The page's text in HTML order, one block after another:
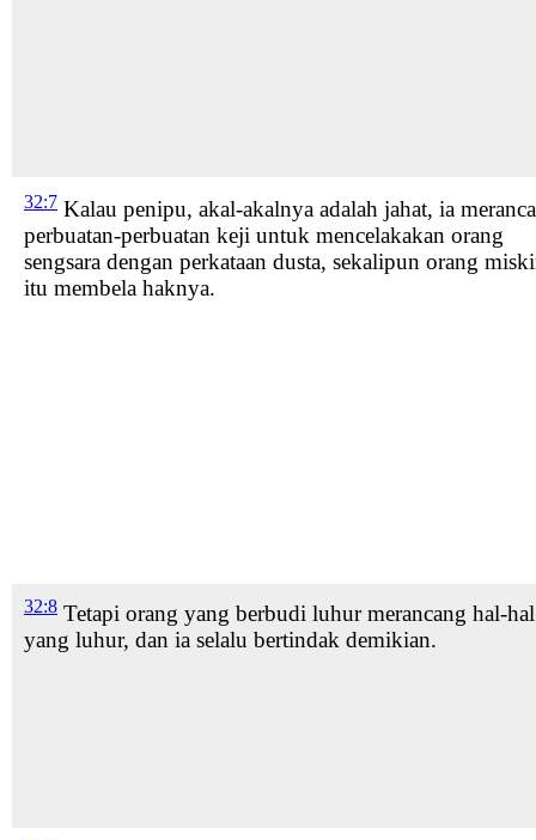
32:7 Kalau penipu, akal-akalnya adalah jahat, ia
perbuatan-perbuatan keji untuk mencelakakan orang
sengsara dengan perkataan dusta, sekalipun orang
itu membela haknya.
32:8 Tetapi orang yang berbudi luhur merancang hal-hal
yang luhur, dan ia selalu bertindak demikian.